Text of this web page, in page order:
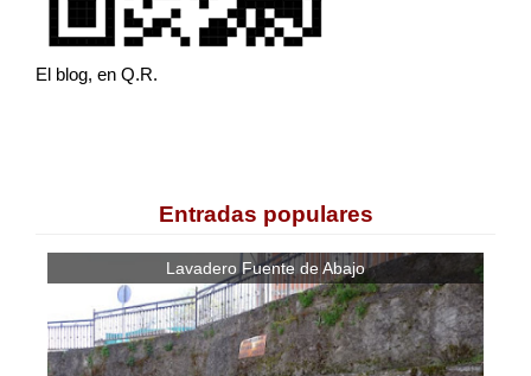
El blog, en Q.R.
Entradas populares
Lavadero Fuente de Abajo